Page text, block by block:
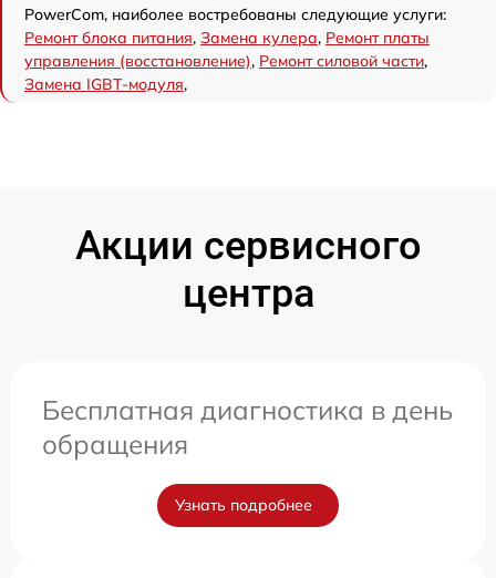
PowerCom, наиболее востребованы следующие услуги:
Ремонт блока питания, Замена кулера, Ремонт платы
управления (восстановление), Ремонт силовой части,
Замена IGBT-модуля,
Акции сервисного
центра
Бесплатная диагностика в день
обращения
Узнать подробнее